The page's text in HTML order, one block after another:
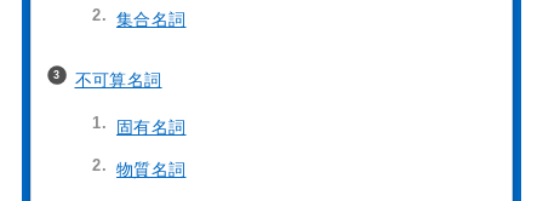
集合名詞
不可算名詞
固有名詞
物質名詞